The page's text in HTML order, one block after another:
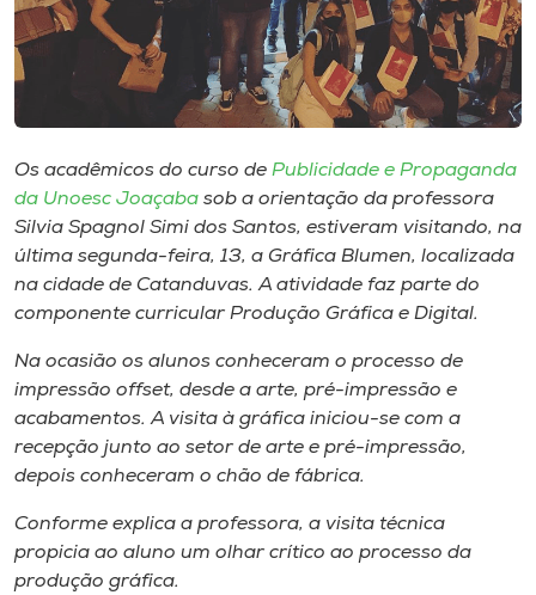
Rádio
Unoesc
Store
Selecione
o idioma
Os acadêmicos do curso de Publicidade e Propaganda
da Unoesc Joaçaba sob a orientação da professora
Silvia Spagnol Simi dos Santos, estiveram visitando, na
última segunda-feira, 13, a Gráfica Blumen, localizada
na cidade de Catanduvas. A atividade faz parte do
componente curricular Produção Gráfica e Digital.
Na ocasião os alunos conheceram o processo de
impressão offset, desde a arte, pré-impressão e
acabamentos. A visita à gráfica iniciou-se com a
recepção junto ao setor de arte e pré-impressão,
depois conheceram o chão de fábrica.
Conforme explica a professora, a visita técnica
propicia ao aluno um olhar crítico ao processo da
produção gráfica.